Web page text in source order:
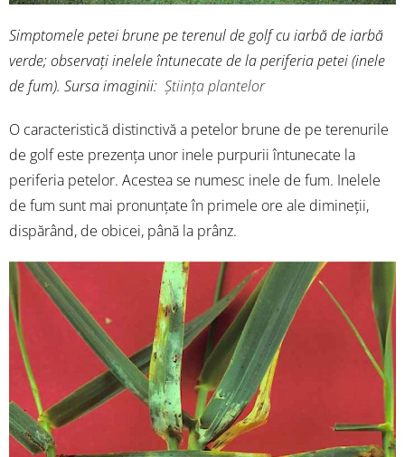
Simptomele petei brune pe terenul de golf cu iarbă de iarbă
verde; observați inelele întunecate de la periferia petei (inele
de fum). Sursa imaginii: Știința plantelor
O caracteristică distinctivă a petelor brune de pe terenurile
de golf este prezența unor inele purpurii întunecate la
periferia petelor. Acestea se numesc inele de fum. Inelele
de fum sunt mai pronunțate în primele ore ale dimineții,
dispărând, de obicei, până la prânz.